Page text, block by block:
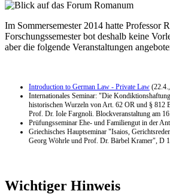
Im Sommersemester 2014 hatte Professor
Forschungssemester bot deshalb keine
aber die folgende Veranstaltungen
Introduction to German Law - Private Law
Internationales Seminar: "Die
historischen Wurzeln von Art. 62 OR und § 812
Prof. Dr. Iole Fargnoli. Blockveranstaltung am
Prüfungsseminar Ehe- und Familiengut in der
Griechisches Hauptseminar "Isaios,
Georg Wöhrle und Prof. Dr. Bärbel Kramer", D
Wichtiger Hinweis